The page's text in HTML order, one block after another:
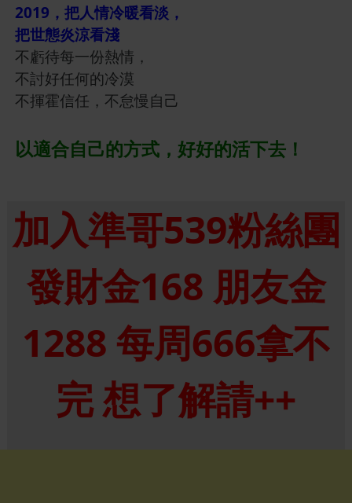
2019，把人情冷暖看淡，
把世態炎涼看淺
不虧待每一份熱情，
不討好任何的冷漠
不揮霍信任，不怠慢自己
以適合自己的方式，好好的活下去！
加入準哥539粉絲團
發財金168 朋友金
1288 每周666拿不
完 想了解請++